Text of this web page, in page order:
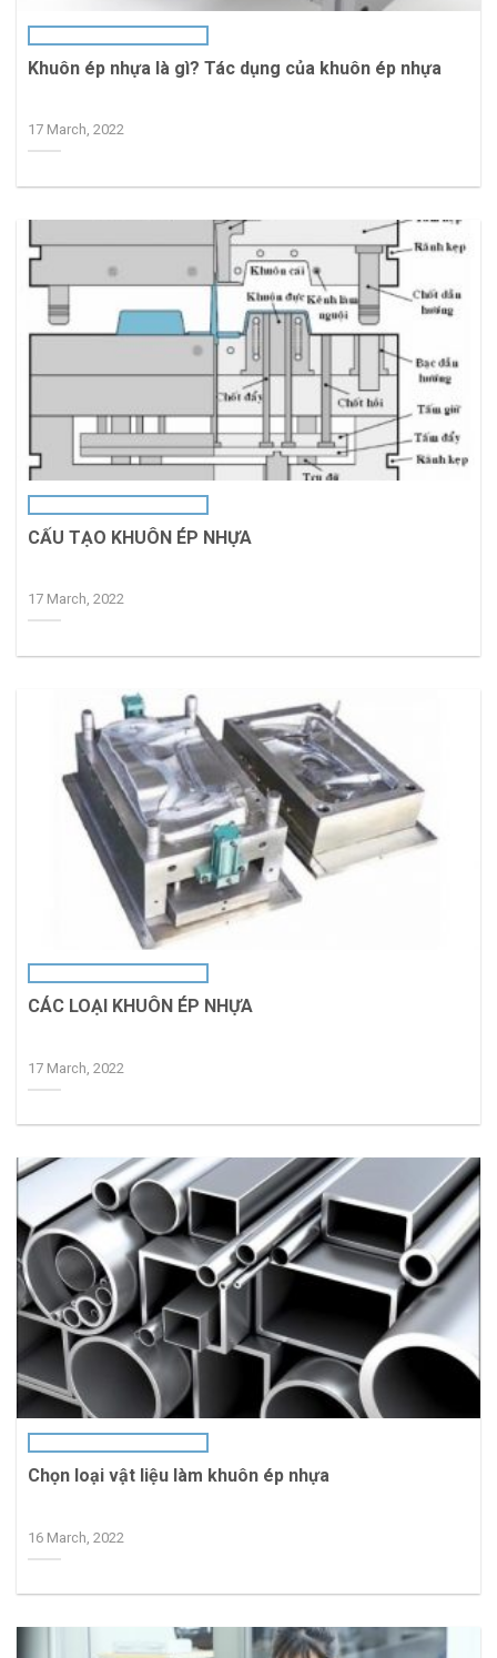
Khuôn ép nhựa là gì? Tác dụng của khuôn ép nhựa
17 March, 2022
CẤU TẠO KHUÔN ÉP NHỰA
17 March, 2022
CÁC LOẠI KHUÔN ÉP NHỰA
17 March, 2022
Chọn loại vật liệu làm khuôn ép nhựa
16 March, 2022